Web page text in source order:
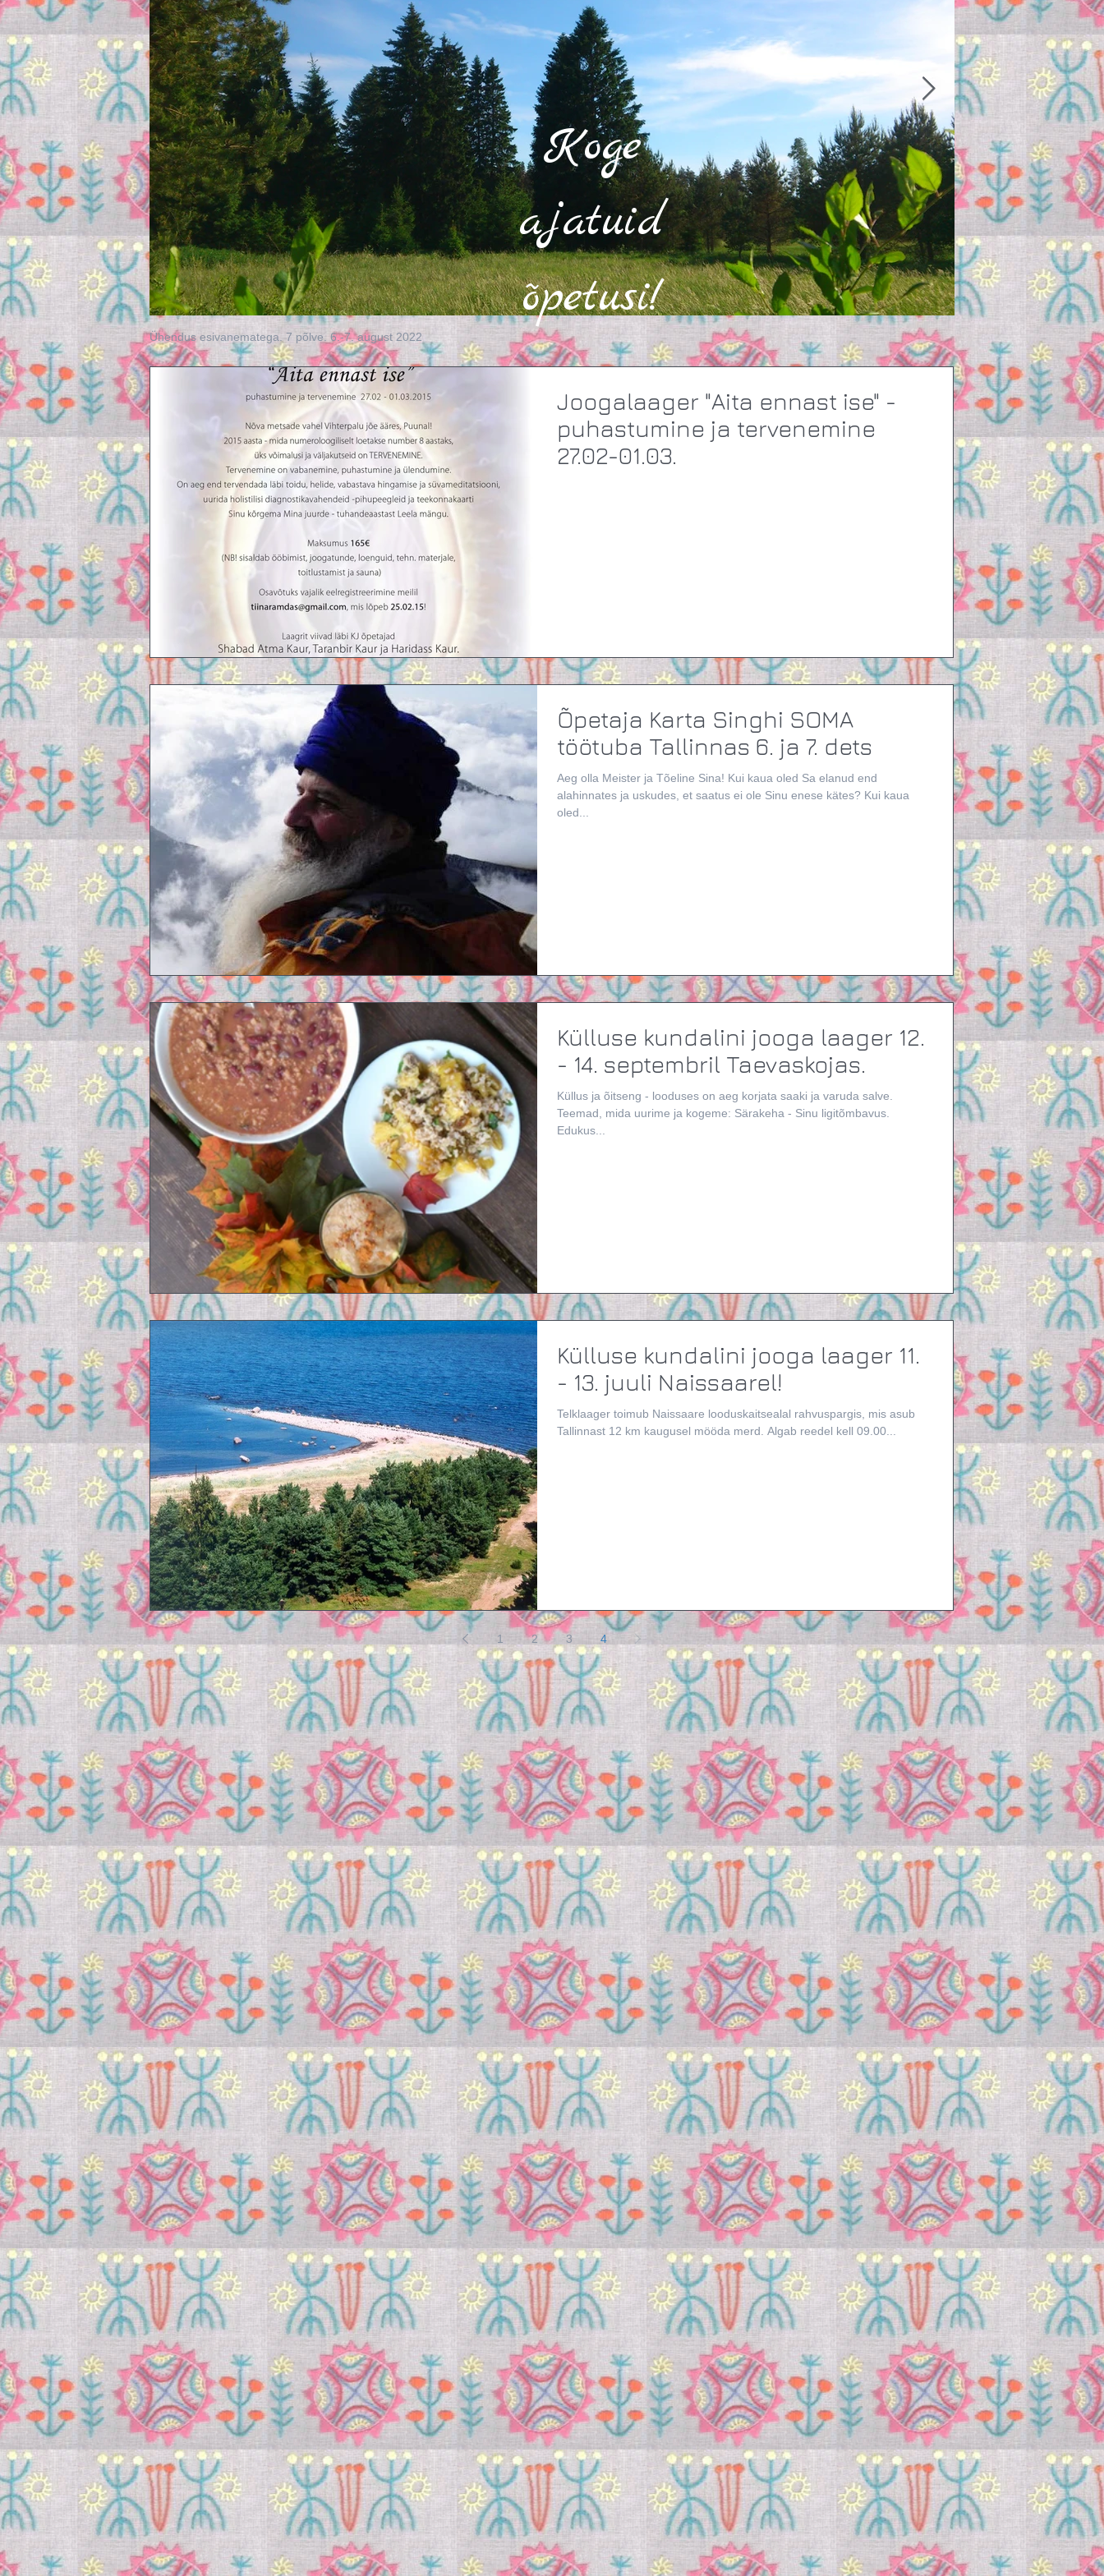
Ühendus esivanematega. 7 põlve. 6.-7. august 2022
Koge
ajatuid
õpetusi!
Joogalaager "Aita ennast ise" -
puhastumine ja tervenemine
27.02-01.03.
Õpetaja Karta Singhi SOMA
töötuba Tallinnas 6. ja 7. dets
Aeg olla Meister ja Tõeline Sina! Kui kaua oled Sa elanud end
alahinnates ja uskudes, et saatus ei ole Sinu enese kätes? Kui kaua
oled...
Külluse kundalini jooga laager 12.
- 14. septembril Taevaskojas.
Küllus ja õitseng - looduses on aeg korjata saaki ja varuda salve.
Teemad, mida uurime ja kogeme: Särakeha - Sinu ligitõmbavus.
Edukus...
Külluse kundalini jooga laager 11.
- 13. juuli Naissaarel!
Telklaager toimub Naissaare looduskaitsealal rahvuspargis, mis asub
Tallinnast 12 km kaugusel mööda merd. Algab reedel kell 09.00...
1 2 3 4